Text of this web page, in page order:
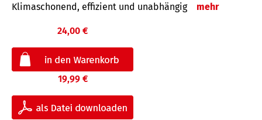
Klimaschonend, effizient und unabhängig mehr
24,00 €
19,99 €